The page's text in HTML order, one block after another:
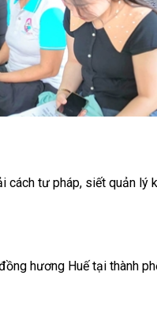
cách tư pháp, siết quản lý
hương Huế tại thành